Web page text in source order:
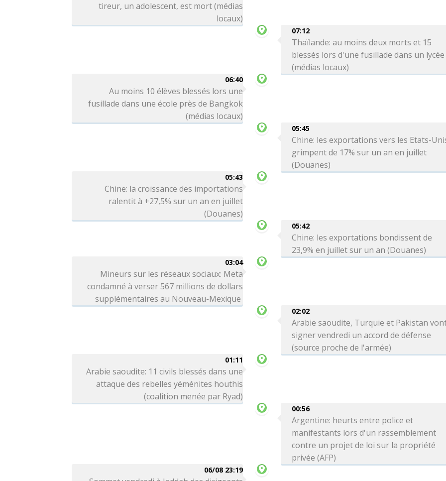
tireur, un adolescent, est mort (médias
locaux)
07:12
Thaïlande: au moins deux morts et 15
blessés lors d'une fusillade dans un lycée
(médias locaux)
06:40
Au moins 10 élèves blessés lors une
fusillade dans une école près de Bangkok
(médias locaux)
05:45
Chine: les exportations vers les Etats-
grimpent de 17% sur un an en juillet
(Douanes)
05:43
Chine: la croissance des importations
ralentit à +27,5% sur un an en juillet
(Douanes)
05:42
Chine: les exportations bondissent de
23,9% en juillet sur un an (Douanes)
03:04
Mineurs sur les réseaux sociaux: Meta
condamné à verser 567 millions de dollars
supplémentaires au Nouveau-Mexique
02:02
Arabie saoudite, Turquie et Pakistan
signer vendredi un accord de défense
(source proche de l'armée)
01:11
Arabie saoudite: 11 civils blessés dans une
attaque des rebelles yéménites houthis
(coalition menée par Ryad)
00:56
Argentine: heurts entre police et
manifestants lors d'un rassemblement
contre un projet de loi sur la propriété
privée (AFP)
06/08 23:19